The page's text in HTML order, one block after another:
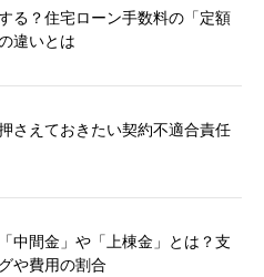
る？住宅ローン手数料の「定額
違いとは
さえておきたい契約不適合責任
中間金」や「上棟金」とは？支
や費用の割合